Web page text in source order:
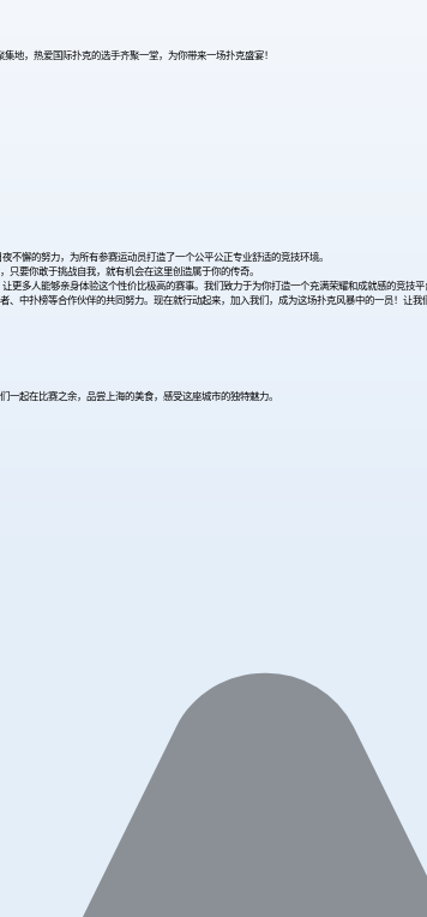
，热爱国际扑克的选手齐聚一堂，为你带来一场扑克盛宴！
懈的努力，为所有参赛运动员打造了一个公平公正专业舒适的竞技环境。
要你敢于挑战自我，就有机会在这里创造属于你的传奇。
多人能够亲身体验这个性价比极高的赛事。我们致力于为你打造一个充满荣耀和成就感的竞技平
中扑榜等合作伙伴的共同努力。现在就行动起来，加入我们，成为这场扑克风暴中的一员！让
起在比赛之余，品尝上海的美食，感受这座城市的独特魅力。